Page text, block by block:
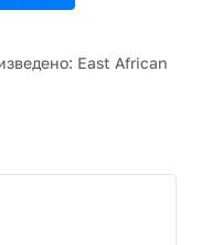
East African